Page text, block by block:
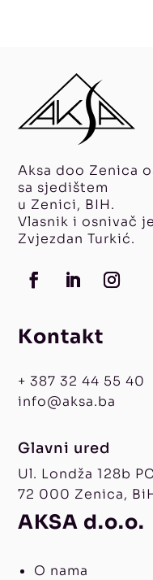
Aksa doo Zenica
sa sjedištem
u Zenici, BIH.
Vlasnik i osnivač
Zvjezdan Turkić.
Kontakt
+ 387 32 44 55 40
info@aksa.ba
Glavni ured
Ul. Londža 128b
72 000 Zenica,
AKSA d.o.o.
O nama